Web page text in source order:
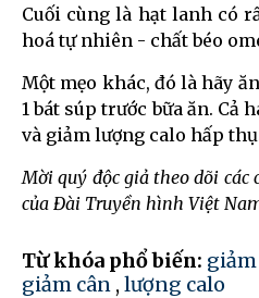
Cuối cùng là hạt lanh có
hoá tự nhiên - chất béo
Một mẹo khác, đó là hãy
1 bát súp trước bữa ăn. Cả
và giảm lượng calo hấp
Mời quý độc giả theo dõi
của Đài Truyền hình Việt
Từ khóa phổ biến:
giảm cân , lượng calo